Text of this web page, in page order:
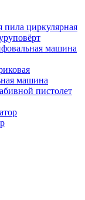
пила циркулярная
машина
машина
пистолет